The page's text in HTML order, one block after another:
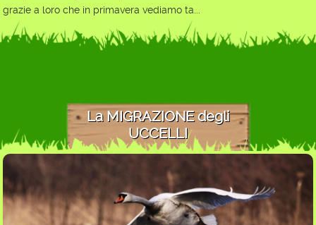
grazie a loro che in primavera vediamo ta...
La MIGRAZIONE degli
UCCELLI